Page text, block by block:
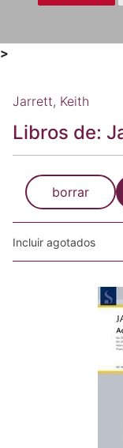
>
Jarrett, Keith
Libros de:
borrar
Incluir agotados